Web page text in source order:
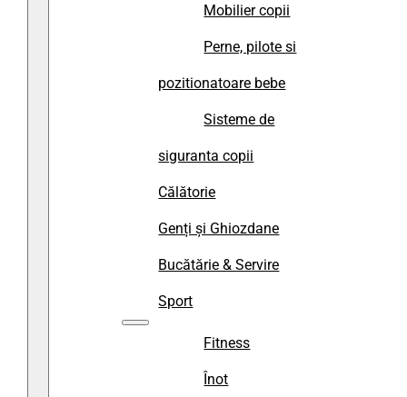
Mobilier copii
Perne, pilote si
pozitionatoare bebe
Sisteme de
siguranta copii
Călătorie
Genți și Ghiozdane
Bucătărie & Servire
Sport
Fitness
Înot